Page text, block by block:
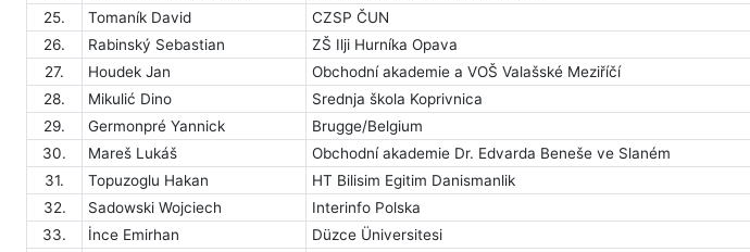
25.
Tomaník David CZSP ČUN
26.
Rabinský Sebastian ZŠ Ilji Hurníka Opava
27.
Houdek Jan Obchodní akademie a VOŠ Valašské Meziříčí
28.
Mikulić Dino Srednja škola Koprivnica
29.
Germonpré Yannick Brugge/Belgium
30.
Mareš Lukáš Obchodní akademie Dr. Edvarda Beneše ve Slaném
31.
Topuzoglu Hakan HT Bilisim Egitim Danismanlik
32.
Sadowski Wojciech Interinfo Polska
33.
İnce Emirhan Düzce Üniversitesi